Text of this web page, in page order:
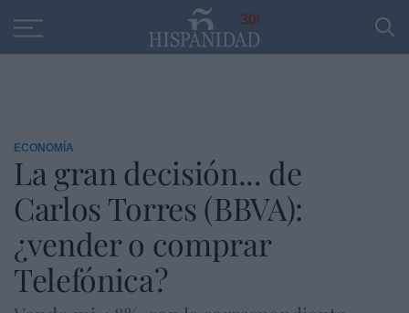
30
ECONOMÍA
La gran decisión... de
Carlos Torres (BBVA):
¿vender o comprar
Telefónica?